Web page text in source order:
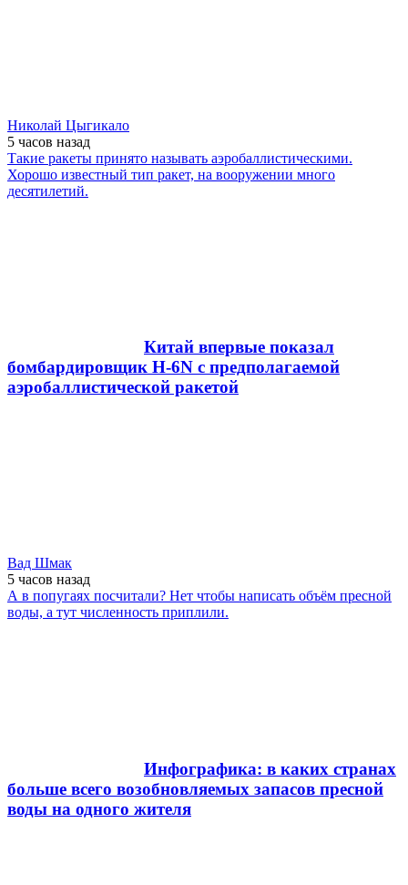
Николай Цыгикало
5 часов назад
Такие ракеты принято называть аэробаллистическими.
Хорошо известный тип ракет, на вооружении много
десятилетий.
Китай впервые показал
бомбардировщик H-6N с предполагаемой
аэробаллистической ракетой
Вад Шмак
5 часов назад
А в попугаях посчитали? Нет чтобы написать объём пресной
воды, а тут численность приплили.
Инфографика: в каких странах
больше всего возобновляемых запасов пресной
воды на одного жителя